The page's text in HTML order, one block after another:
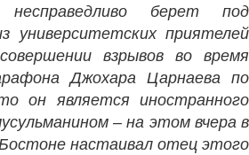
несправедливо берет под
университетских приятелей
взрывов во время
Джохара Царнаева по
он является иностранного
– на этом вчера в
настаивал отец этого